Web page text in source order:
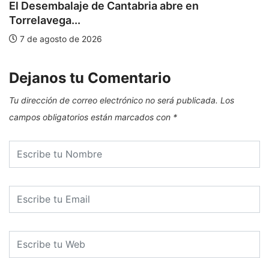
El Desembalaje de Cantabria abre en
Torrelavega...
7 de agosto de 2026
Dejanos tu Comentario
Tu dirección de correo electrónico no será publicada. Los
campos obligatorios están marcados con *